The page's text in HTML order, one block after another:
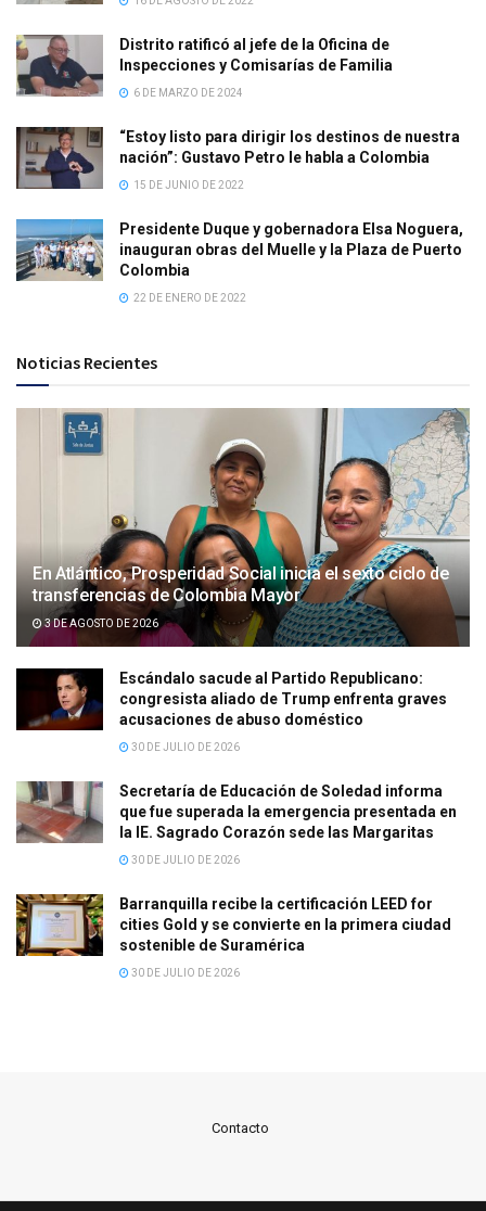
Distrito ratificó al jefe de la Oficina de
Inspecciones y Comisarías de Familia
6 DE MARZO DE 2024
“Estoy listo para dirigir los destinos de nuestra
nación”: Gustavo Petro le habla a Colombia
15 DE JUNIO DE 2022
Presidente Duque y gobernadora Elsa Noguera,
inauguran obras del Muelle y la Plaza de Puerto
Colombia
22 DE ENERO DE 2022
Noticias Recientes
En Atlántico, Prosperidad Social inicia el sexto ciclo de
transferencias de Colombia Mayor
3 DE AGOSTO DE 2026
Escándalo sacude al Partido Republicano:
congresista aliado de Trump enfrenta graves
acusaciones de abuso doméstico
30 DE JULIO DE 2026
Secretaría de Educación de Soledad informa
que fue superada la emergencia presentada en
la IE. Sagrado Corazón sede las Margaritas
30 DE JULIO DE 2026
Barranquilla recibe la certificación LEED for
cities Gold y se convierte en la primera ciudad
sostenible de Suramérica
30 DE JULIO DE 2026
Contacto